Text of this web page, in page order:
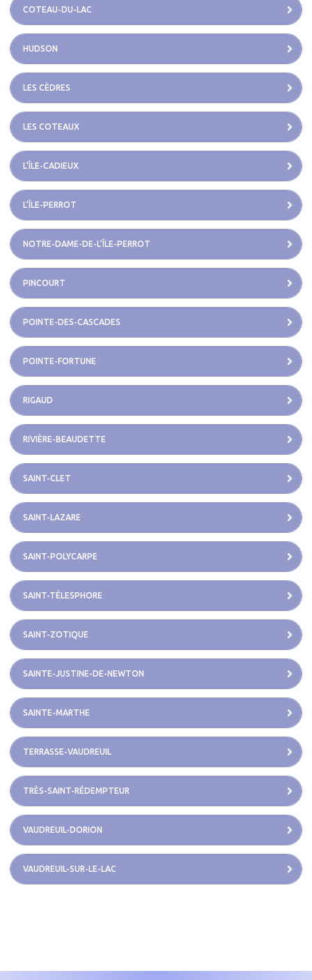
COTEAU-DU-LAC
HUDSON
LES CÈDRES
LES COTEAUX
L’ÎLE-CADIEUX
L’ÎLE-PERROT
NOTRE-DAME-DE-L’ÎLE-PERROT
PINCOURT
POINTE-DES-CASCADES
POINTE-FORTUNE
RIGAUD
RIVIÈRE-BEAUDETTE
SAINT-CLET
SAINT-LAZARE
SAINT-POLYCARPE
SAINT-TÉLESPHORE
SAINT-ZOTIQUE
SAINTE-JUSTINE-DE-NEWTON
SAINTE-MARTHE
TERRASSE-VAUDREUIL
TRÈS-SAINT-RÉDEMPTEUR
VAUDREUIL-DORION
VAUDREUIL-SUR-LE-LAC